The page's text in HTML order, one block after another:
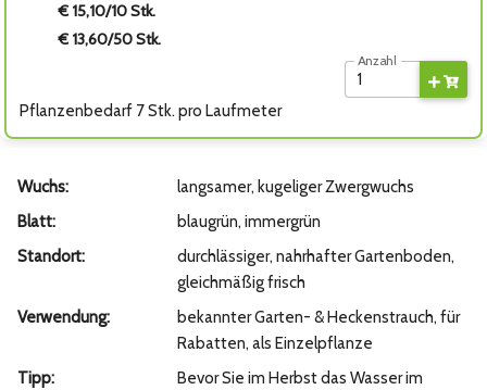
€ 15,10/10 Stk.
€ 13,60/50 Stk.
Anzahl
Pflanzenbedarf 7 Stk. pro Laufmeter
Wuchs:
langsamer, kugeliger Zwergwuchs
Blatt:
blaugrün, immergrün
Standort:
durchlässiger, nahrhafter Gartenboden,
gleichmäßig frisch
Verwendung:
bekannter Garten- & Heckenstrauch, für
Rabatten, als Einzelpflanze
Tipp:
Bevor Sie im Herbst das Wasser im